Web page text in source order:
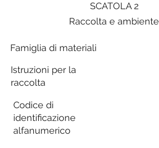
SCATOLA 2
Raccolta e ambiente
Famiglia di materiali
Istruzioni per la
raccolta
Codice di
identificazione
alfanumerico